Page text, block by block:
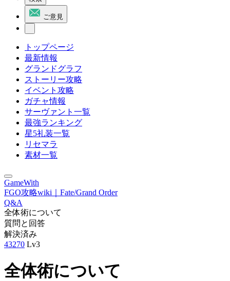
ご意見
トップページ
最新情報
グランドグラフ
ストーリー攻略
イベント攻略
ガチャ情報
サーヴァント一覧
最強ランキング
星5礼装一覧
リセマラ
素材一覧
GameWith
FGO攻略wiki｜Fate/Grand Order
Q&A
全体術について
質問と回答
解決済み
43270 Lv3
全体術について